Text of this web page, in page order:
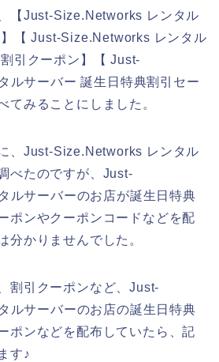
【Just-Size.Networks レンタル
【 Just-Size.Networks レンタル
引クーポン】【 Just-
ルサーバー 誕生日特典割引セー
てみることにしました。
、Just-Size.Networks レンタル
べたのですが、Just-
ルサーバーのお店が誕生日特典
ポンやクーポンコードなどを配
分かりませんでした。
割引クーポンなど、Just-
ルサーバーのお店の誕生日特典
ポンなどを配布していたら、記
す♪